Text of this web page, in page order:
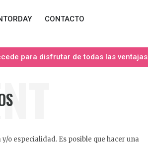
CONTACTO
para disfrutar de todas las ventajas
o especialidad. Es posible que hacer una